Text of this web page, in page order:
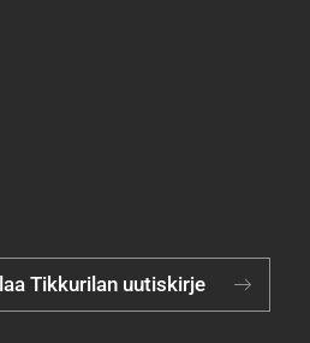
Tikkurilan uutiskirje